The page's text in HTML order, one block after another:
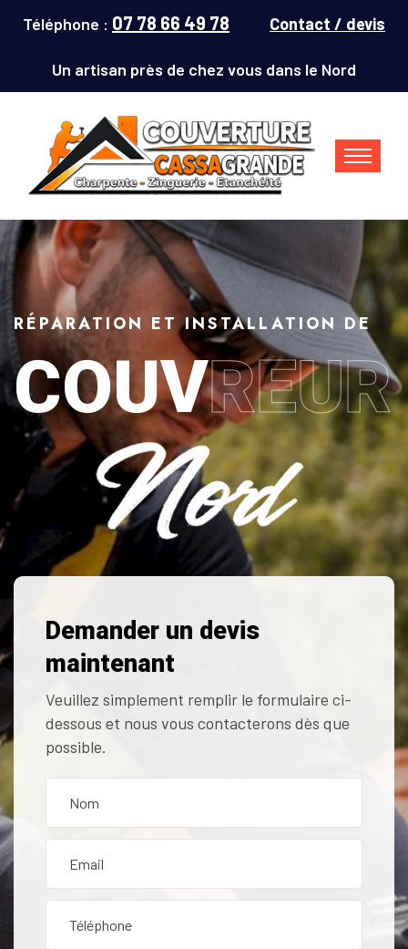
Téléphone : 07 78 66 49 78 Contact / devis
Un artisan près de chez vous dans le Nord
RÉPARATION ET INSTALLATION DE
Couvreur Denain (59220) :
COUVREUR
Demander un devis
maintenant
Veuillez simplement remplir le formulaire ci-
dessous et nous vous contacterons dès que
possible.